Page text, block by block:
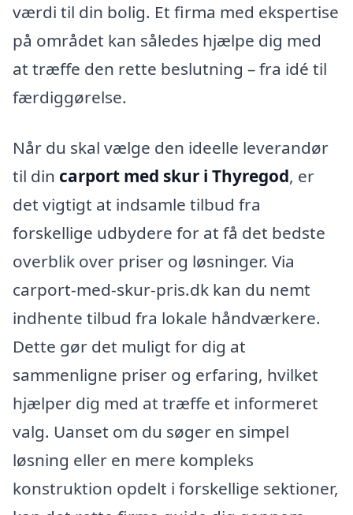
værdi til din bolig. Et firma med ekspertise
på området kan således hjælpe dig med
at træffe den rette beslutning – fra idé til
færdiggørelse.
Når du skal vælge den ideelle leverandør
til din carport med skur i Thyregod, er
det vigtigt at indsamle tilbud fra
forskellige udbydere for at få det bedste
overblik over priser og løsninger. Via
carport-med-skur-pris.dk kan du nemt
indhente tilbud fra lokale håndværkere.
Dette gør det muligt for dig at
sammenligne priser og erfaring, hvilket
hjælper dig med at træffe et informeret
valg. Uanset om du søger en simpel
løsning eller en mere kompleks
konstruktion opdelt i forskellige sektioner,